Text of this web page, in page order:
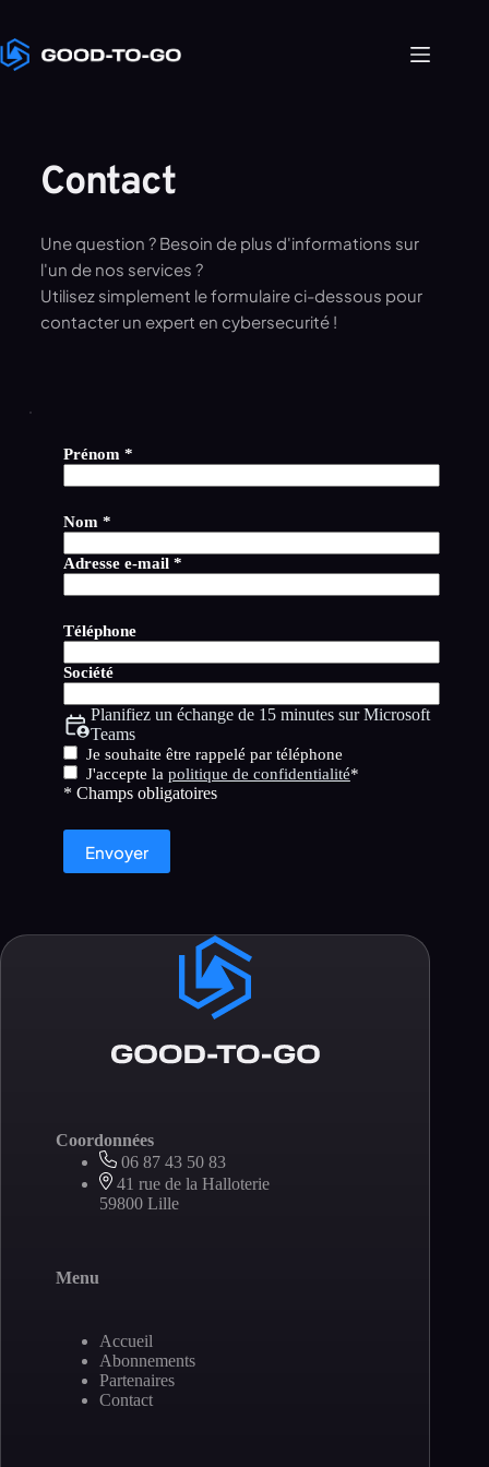
contenu
Contact
Une question ? Besoin de plus d'informations sur
l'un de nos services ?
Utilisez simplement le formulaire ci-dessous pour
contacter un expert en cybersecurité !
Prénom *
Nom *
Adresse e-mail *
Téléphone
Société
Planifiez un échange de 15 minutes sur Microsoft
Teams
Je souhaite être rappelé par téléphone
J'accepte la politique de confidentialité*
* Champs obligatoires
Coordonnées
06 87 43 50 83
41 rue de la Halloterie
59800 Lille
Menu
Accueil
Abonnements
Partenaires
Contact